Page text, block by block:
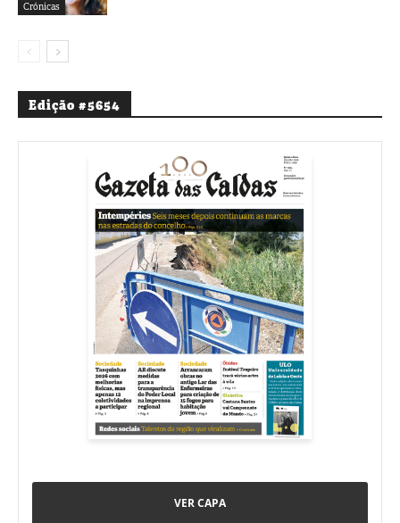
Crónicas
Edição #5654
VER CAPA